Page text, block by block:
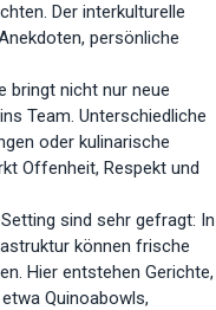
Der interkulturelle
persönliche
bringt nicht nur neue
Team. Unterschiedliche
oder kulinarische
Offenheit, Respekt und
sind sehr gefragt: In
können frische
Hier entstehen Gerichte,
Quinoabowls,